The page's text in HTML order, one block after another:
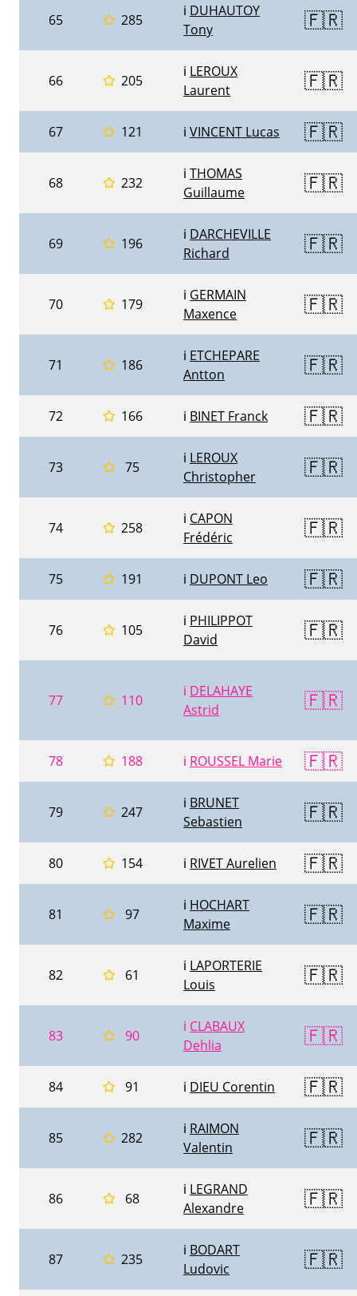
65 285
ℹ️ DUHAUTOY
Tony
🇫🇷
66 205
ℹ️ LEROUX
Laurent
🇫🇷
67 121 ℹ️ VINCENT Lucas 🇫🇷
68 232
ℹ️ THOMAS
Guillaume
🇫🇷
69 196
ℹ️ DARCHEVILLE
Richard
🇫🇷
70 179
ℹ️ GERMAIN
Maxence
🇫🇷
71 186
ℹ️ ETCHEPARE
Antton
🇫🇷
72 166 ℹ️ BINET Franck 🇫🇷
73 75
ℹ️ LEROUX
Christopher
🇫🇷
74 258
ℹ️ CAPON
Frédéric
🇫🇷
75 191 ℹ️ DUPONT Leo 🇫🇷
76 105
ℹ️ PHILIPPOT
David
🇫🇷
77 110
ℹ️ DELAHAYE
Astrid
🇫🇷
78 188 ℹ️ ROUSSEL Marie 🇫🇷
79 247
ℹ️ BRUNET
Sebastien
🇫🇷
80 154 ℹ️ RIVET Aurelien 🇫🇷
81 97
ℹ️ HOCHART
Maxime
🇫🇷
82 61
ℹ️ LAPORTERIE
Louis
🇫🇷
83 90
ℹ️ CLABAUX
Dehlia
🇫🇷
84 91 ℹ️ DIEU Corentin 🇫🇷
85 282
ℹ️ RAIMON
Valentin
🇫🇷
86 68
ℹ️ LEGRAND
Alexandre
🇫🇷
87 235
ℹ️ BODART
Ludovic
🇫🇷